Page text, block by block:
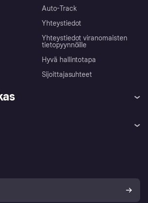
Auto-Track
Yhteystiedot
Yhteystiedot viranomaisten
tietopyynnöille
Hyvä hallintotapa
Sijoittajasuhteet